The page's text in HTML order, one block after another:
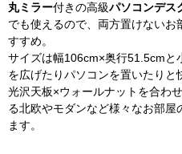
丸ミラー付きの高級パソコンデス
でも使えるので、両方置けない
すすめ。
サイズは幅106cm×奥行51.5cmと
を広げたりパソコンを置いたりと
光沢天板×ウォールナットを合わ
る北欧やモダンなど様々なお部屋
ます。